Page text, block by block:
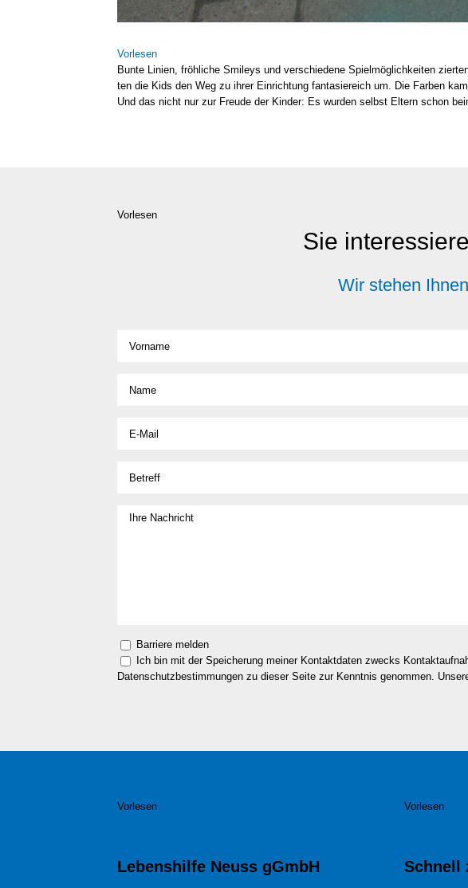
Vor­le­sen
Bun­te Lini­en, fröh­li­che Smi­leys und ver­schie­de­ne Spiel­mög­lich­kei­ten
ten die Kids den Weg zu ihrer Ein­rich­tung fan­ta­sie­reich um. Die Far­ben
Und das nicht nur zur Freu­de der Kin­der: Es wur­den selbst Eltern schon
Vorlesen
Sie
Wir stehen
Barriere melden
Ich bin mit der Speicherung meiner Kontaktdaten zwecks
Datenschutzbestimmungen zu dieser Seite zur Kenntnis genommen.
Vorlesen
Lebenshilfe Neuss gGmbH
Vorlesen
Schnell